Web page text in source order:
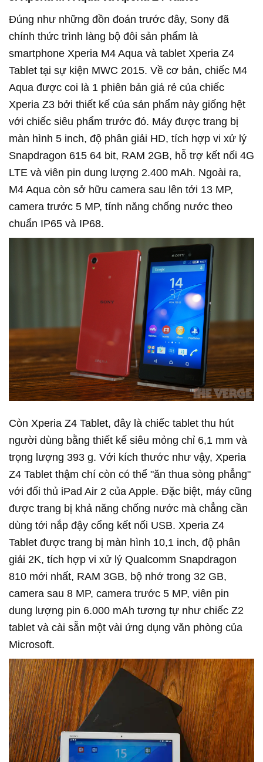
Đúng như những đồn đoán trước đây, Sony đã
chính thức trình làng bộ đôi sản phẩm là
smartphone Xperia M4 Aqua và tablet Xperia Z4
Tablet tại sự kiện MWC 2015. Về cơ bản, chiếc M4
Aqua được coi là 1 phiên bản giá rẻ của chiếc
Xperia Z3 bởi thiết kế của sản phẩm này giống hệt
với chiếc siêu phẩm trước đó. Máy được trang bị
màn hình 5 inch, độ phân giải HD, tích hợp vi xử lý
Snapdragon 615 64 bit, RAM 2GB, hỗ trợ kết nối 4G
LTE và viên pin dung lượng 2.400 mAh. Ngoài ra,
M4 Aqua còn sở hữu camera sau lên tới 13 MP,
camera trước 5 MP, tính năng chống nước theo
chuẩn IP65 và IP68.
Còn Xperia Z4 Tablet, đây là chiếc tablet thu hút
người dùng bằng thiết kế siêu mỏng chỉ 6,1 mm và
trọng lượng 393 g. Với kích thước như vậy, Xperia
Z4 Tablet thậm chí còn có thể "ăn thua sòng phẳng"
với đối thủ iPad Air 2 của Apple. Đặc biệt, máy cũng
được trang bị khả năng chống nước mà chẳng cần
dùng tới nắp đậy cổng kết nối USB. Xperia Z4
Tablet được trang bị màn hình 10,1 inch, độ phân
giải 2K, tích hợp vi xử lý Qualcomm Snapdragon
810 mới nhất, RAM 3GB, bộ nhớ trong 32 GB,
camera sau 8 MP, camera trước 5 MP, viên pin
dung lượng pin 6.000 mAh tương tự như chiếc Z2
tablet và cài sẵn một vài ứng dụng văn phòng của
Microsoft.